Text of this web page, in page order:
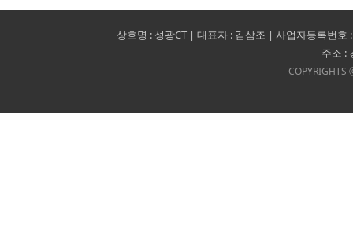
상호명 : 성광CT | 대표자 : 김삼조 | 사업자등록번호
주소 :
COPYRIGHTS